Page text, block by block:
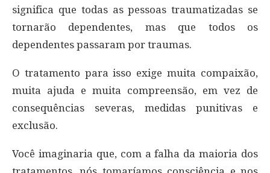
significa que todas as pessoas traumatizadas se
tornarão dependentes, mas que todos os
dependentes passaram por traumas.
O tratamento para isso exige muita compaixão,
muita ajuda e muita compreensão, em vez de
consequências severas, medidas punitivas e
exclusão.
Você imaginaria que, com a falha da maioria dos